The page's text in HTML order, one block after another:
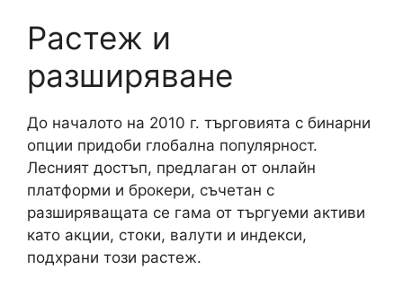
Растеж и
разширяване
До началото на 2010 г. търговията с бинарни
опции придоби глобална популярност.
Лесният достъп, предлаган от онлайн
платформи и брокери, съчетан с
разширяващата се гама от търгуеми активи
като акции, стоки, валути и индекси,
подхрани този растеж.